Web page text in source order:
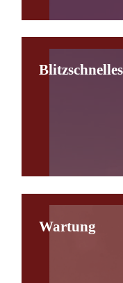
Wartung